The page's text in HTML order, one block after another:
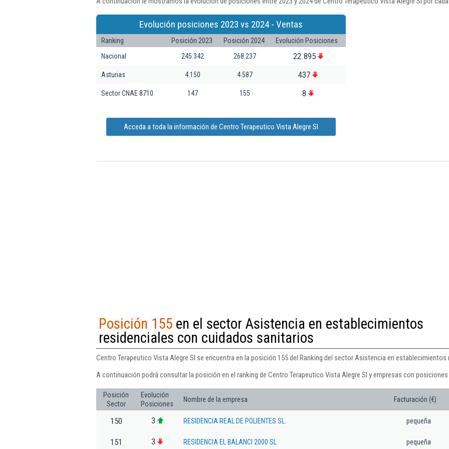
Evolución posiciones 2023 vs 2024 - Ventas
Ranking Posición 2023 Posición 2024
Evolución Posiciones
Nacional
245.342 268.237 22.895
Asturias 4.150 4.587 437
Sector CNAE 8710 147 155 8
Acceda a toda la información de Centro Terapeutico Vista Alegre Sl
Posición 155 en el sector Asistencia en establecimientos
residenciales con cuidados sanitarios
Centro Terapeutico Vista Alegre Sl se encuentra en la posición 155 del Ranking del sector Asistencia en
A continuación podrá consultar la posición en el ranking de Centro Terapeutico Vista Alegre Sl y empresas con
Posición
Sector
Evolución
Posiciones
Nombre de la empresa Facturación (€)
150 3 RESIDENCIA REAL DE POLIENTES SL. pequeña
151 3 RESIDENCIA EL BALANCI 2000 SL pequeña